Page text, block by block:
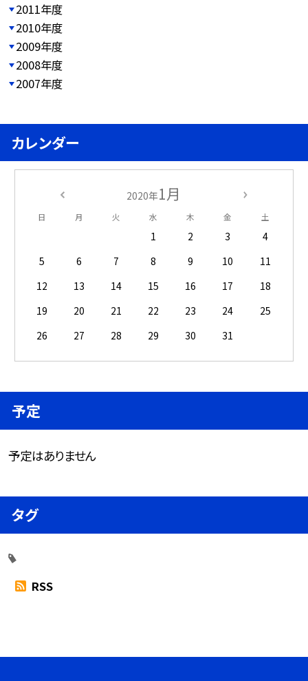
2011年度
2010年度
2009年度
2008年度
2007年度
カレンダー
2020年1月
日 月 火 水 木 金 土
1 2 3
4
5
6 7 8 9 10
11
12
13 14 15 16 17
18
19
20 21 22 23 24
25
26
27 28 29 30 31
予定
予定はありません
タグ
RSS